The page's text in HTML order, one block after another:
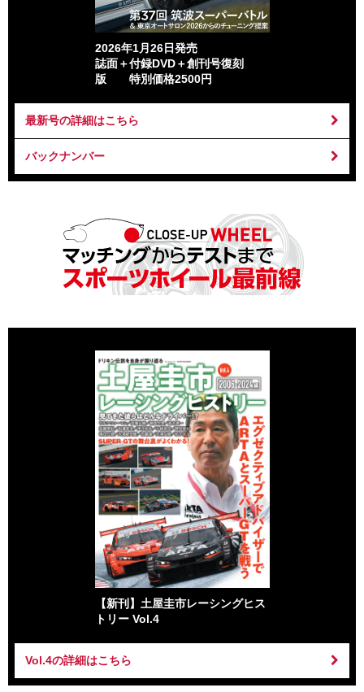
2026年1月26日発売
誌面＋付録DVD＋創刊号復刻
版 特別価格2500円
最新号の詳細はこちら
バックナンバー
【新刊】土屋圭市レーシングヒス
トリー Vol.4
Vol.4の詳細はこちら